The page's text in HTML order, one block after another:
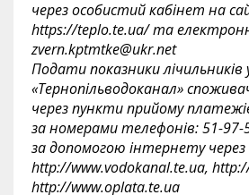
через особистий кабінет на
https://teplo.te.ua/ та
zvern.kptmtke@ukr.net
Подати показники лічильників
«Тернопільводоканал»
через пункти прийому
за номерами телефонів: 51-97-
за допомогою інтернету
http://www.vodokanal.te.ua,
http://www.oplata.te.ua